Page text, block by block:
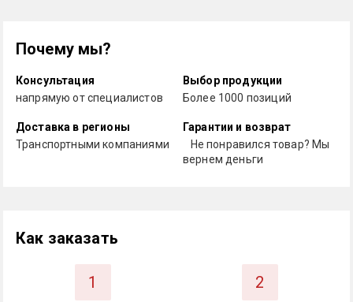
Почему мы?
Консультация
напрямую от специалистов
Выбор продукции
Более 1000 позиций
Доставка в регионы
Транспортными компаниями
Гарантии и возврат
Не понравился товар? Мы
вернем деньги
Как заказать
1 2